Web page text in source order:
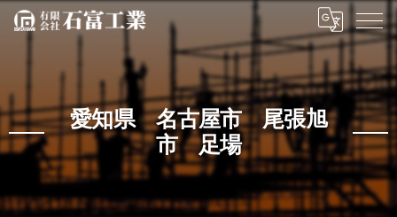
愛知県 名古屋市 尾張旭
市 足場